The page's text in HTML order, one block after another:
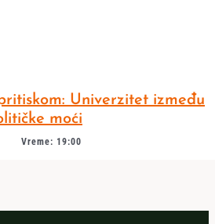
Univerzitet između
moći
Vreme: 19:00